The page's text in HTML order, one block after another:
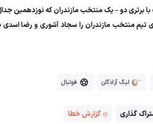
با برتری دو – یک منتخب مازندران که نوزدهمین
تیم منتخب مازندران را سجاد آشوری و رضا اسدی
لیگ آزادگان فوتبال
گذاری گزارش خطا